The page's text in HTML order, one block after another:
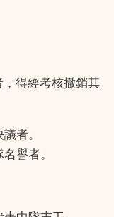
得經考核撤銷其
者。
譽者。